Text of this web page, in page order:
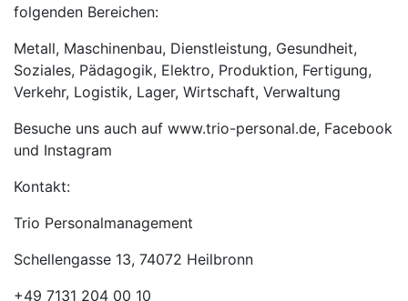
folgenden Bereichen:
Metall, Maschinenbau, Dienstleistung, Gesundheit,
Soziales, Pädagogik, Elektro, Produktion, Fertigung,
Verkehr, Logistik, Lager, Wirtschaft, Verwaltung
Besuche uns auch auf www.trio-personal.de, Facebook
und Instagram
Kontakt:
Trio Personalmanagement
Schellengasse 13, 74072 Heilbronn
+49 7131 204 00 10